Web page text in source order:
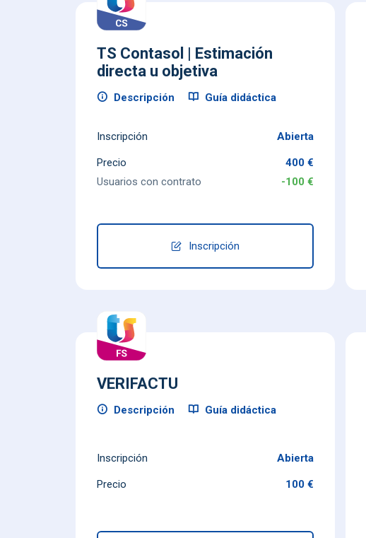
TS Contasol | Estimación
directa u objetiva
Descripción Guía didáctica
Inscripción Abierta
Precio
400 €
Usuarios con contrato
-100 €
Inscripción
VERIFACTU
Descripción Guía didáctica
Inscripción Abierta
Precio 100 €